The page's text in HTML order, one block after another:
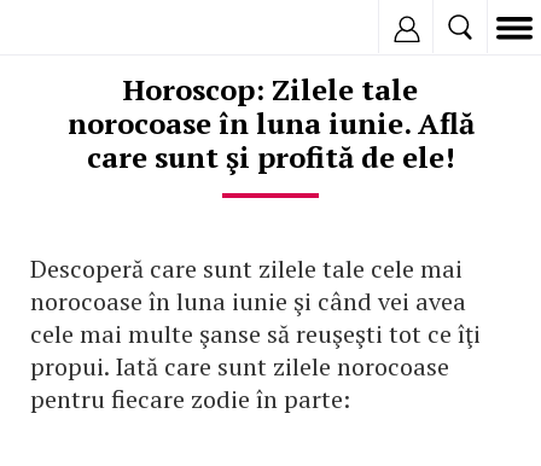
Horoscop: Zilele tale
norocoase în luna iunie. Află
care sunt şi profită de ele!
Descoperă care sunt zilele tale cele mai
norocoase în luna iunie şi când vei avea
cele mai multe şanse să reuşeşti tot ce îţi
propui. Iată care sunt zilele norocoase
pentru fiecare zodie în parte: